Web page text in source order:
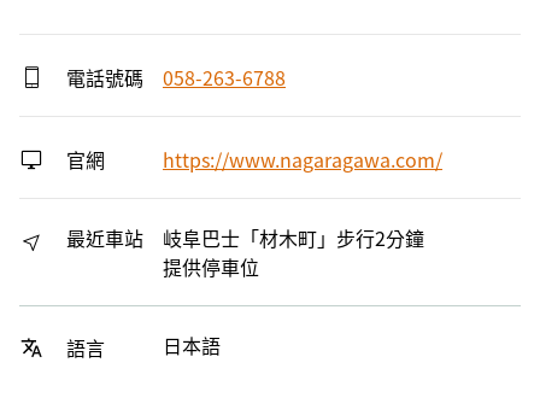
電話號碼 058-263-6788
官網 https://www.nagaragawa.com/
最近車站
岐阜巴士「材木町」步行2分鐘
提供停車位
語言 日本語